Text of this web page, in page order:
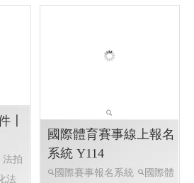
〡
國際體育賽事線上報名